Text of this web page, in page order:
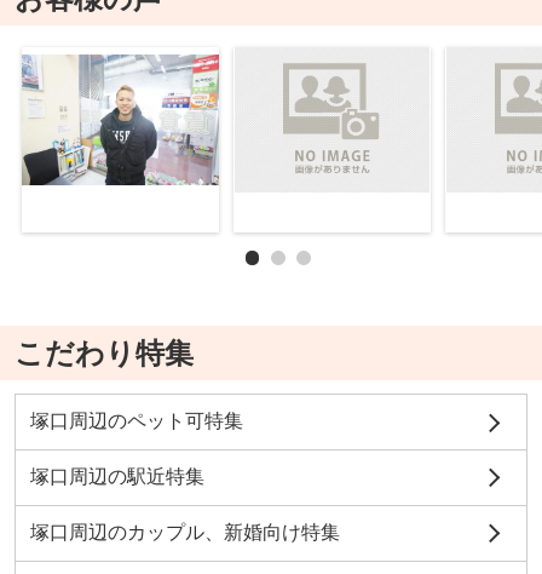
こだわり特集
塚口周辺のペット可特集
塚口周辺の駅近特集
塚口周辺のカップル、新婚向け特集